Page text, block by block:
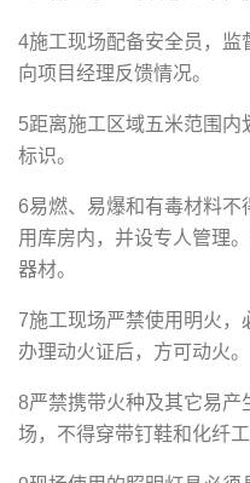
4施工现场配备安全员，监
向项目经理反馈情况。
5距离施工区域五米范围内
标识。
6易燃、易爆和有毒材料不
用库房内，并设专人管理
器材。
7施工现场严禁使用明火，
办理动火证后，方可动火。
8严禁携带火种及其它易产
场，不得穿带钉鞋和化纤